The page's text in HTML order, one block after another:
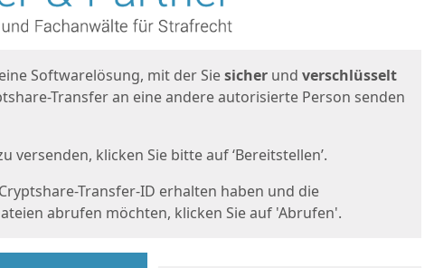
Softwarelösung, mit der Siesicher und verschlüsselt
Transfer an eine andere autorisierte Person senden
versenden, klicken Sie bitte auf ‘Bereitstellen’.
Transfer-ID erhalten haben und die
abrufen möchten, klicken Sie auf 'Abrufen'.